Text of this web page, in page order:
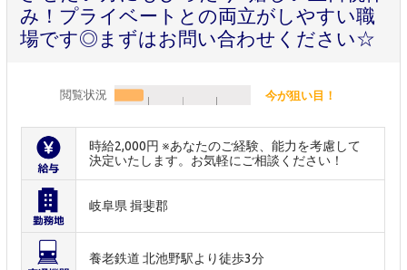
み！プライベートとの両立がしやすい職
場です◎まずはお問い合わせください☆
閲覧状況 今が狙い目！
時給2,000円 ※あなたのご経験、能力を考慮して
決定いたします。お気軽にご相談ください！
岐阜県 揖斐郡
養老鉄道 北池野駅より徒歩3分